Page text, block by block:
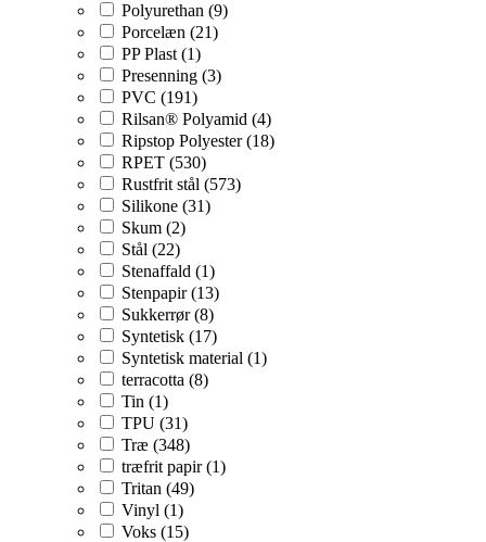
Polyurethan (9)
Porcelæn (21)
PP Plast (1)
Presenning (3)
PVC (191)
Rilsan® Polyamid (4)
Ripstop Polyester (18)
RPET (530)
Rustfrit stål (573)
Silikone (31)
Skum (2)
Stål (22)
Stenaffald (1)
Stenpapir (13)
Sukkerrør (8)
Syntetisk (17)
Syntetisk material (1)
terracotta (8)
Tin (1)
TPU (31)
Træ (348)
træfrit papir (1)
Tritan (49)
Vinyl (1)
Voks (15)